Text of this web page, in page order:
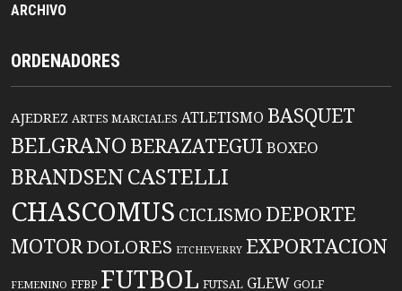
ARCHIVO
ORDENADORES
AJEDREZ ARTES MARCIALES ATLETISMO BASQUET
BELGRANO BERAZATEGUIBOXEO
BRANDSENCASTELLI
CHASCOMUS CICLISMO DEPORTE
MOTORDOLORES ETCHEVERRY EXPORTACION
FEMENINO FFBP FUTBOL FUTSAL GLEW GOLF